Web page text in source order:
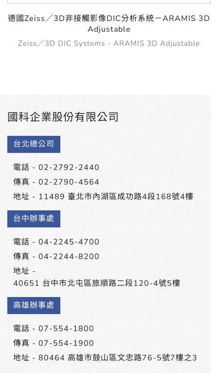
德國Zeiss／3D非接觸影像DIC分析系統－ARAMIS 3D
Adjustable
Zeiss／3D DIC Systems - ARAMIS 3D Adjustable
國科企業股份有限公司
台北總公司
電話 - 02-2792-2440
傳真 - 02-2790-4564
地址 - 11489 臺北市內湖區成功路4段168號4樓
台中辦事處
電話 - 04-2245-4700
傳真 - 04-2244-8200
地址 -
40651 台中市北屯區旅順路二段120-4號5樓
高雄辦事處
電話 - 07-554-1800
傳真 - 07-554-1900
地址 - 80464 高雄市鼓山區文忠路76-5號7樓之3